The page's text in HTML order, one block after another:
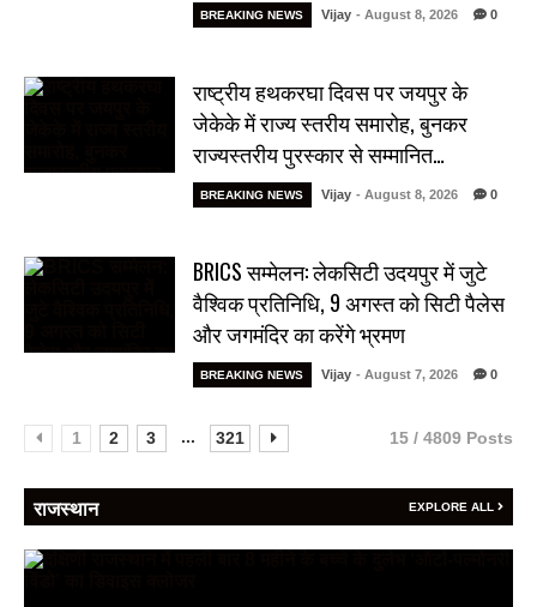
BREAKING NEWS Vijay - August 8, 2026 0
राष्ट्रीय हथकरघा दिवस पर जयपुर के
जेकेके में राज्य स्तरीय समारोह, बुनकर
राज्यस्तरीय पुरस्कार से सम्मानित…
BREAKING NEWS Vijay - August 8, 2026 0
BRICS सम्मेलन: लेकसिटी उदयपुर में जुटे
वैश्विक प्रतिनिधि, 9 अगस्त को सिटी पैलेस
और जगमंदिर का करेंगे भ्रमण
BREAKING NEWS Vijay - August 7, 2026 0
1 2 3 ... 321 15 / 4809 Posts
राजस्थान EXPLORE ALL